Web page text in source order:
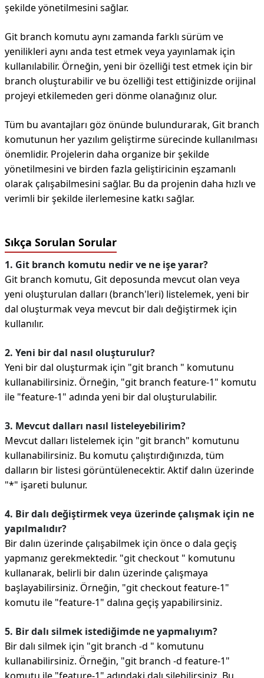
şekilde yönetilmesini sağlar.
Git branch komutu aynı zamanda farklı sürüm ve
yenilikleri aynı anda test etmek veya yayınlamak için
kullanılabilir. Örneğin, yeni bir özelliği test etmek için bir
branch oluşturabilir ve bu özelliği test ettiğinizde orijinal
projeyi etkilemeden geri dönme olanağınız olur.
Tüm bu avantajları göz önünde bulundurarak, Git branch
komutunun her yazılım geliştirme sürecinde kullanılması
önemlidir. Projelerin daha organize bir şekilde
yönetilmesini ve birden fazla geliştiricinin eşzamanlı
olarak çalışabilmesini sağlar. Bu da projenin daha hızlı ve
verimli bir şekilde ilerlemesine katkı sağlar.
Sıkça Sorulan Sorular
1. Git branch komutu nedir ve ne işe yarar?
Git branch komutu, Git deposunda mevcut olan veya
yeni oluşturulan dalları (branch'leri) listelemek, yeni bir
dal oluşturmak veya mevcut bir dalı değiştirmek için
kullanılır.
2. Yeni bir dal nasıl oluşturulur?
Yeni bir dal oluşturmak için "git branch " komutunu
kullanabilirsiniz. Örneğin, "git branch feature-1" komutu
ile "feature-1" adında yeni bir dal oluşturulabilir.
3. Mevcut dalları nasıl listeleyebilirim?
Mevcut dalları listelemek için "git branch" komutunu
kullanabilirsiniz. Bu komutu çalıştırdığınızda, tüm
dalların bir listesi görüntülenecektir. Aktif dalın üzerinde
"*" işareti bulunur.
4. Bir dalı değiştirmek veya üzerinde çalışmak için ne
yapılmalıdır?
Bir dalın üzerinde çalışabilmek için önce o dala geçiş
yapmanız gerekmektedir. "git checkout " komutunu
kullanarak, belirli bir dalın üzerinde çalışmaya
başlayabilirsiniz. Örneğin, "git checkout feature-1"
komutu ile "feature-1" dalına geçiş yapabilirsiniz.
5. Bir dalı silmek istediğimde ne yapmalıyım?
Bir dalı silmek için "git branch -d " komutunu
kullanabilirsiniz. Örneğin, "git branch -d feature-1"